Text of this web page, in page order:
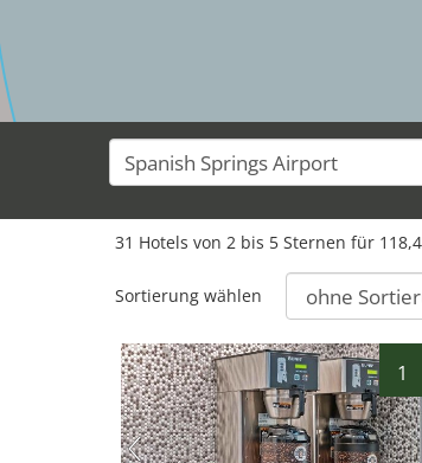
31 Hotels von 2 bis 5 Sternen für
Sortierung wählen
1